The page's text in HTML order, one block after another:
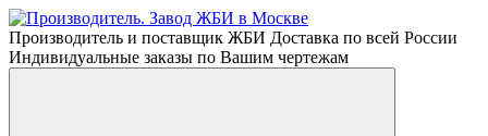
Производитель и поставщик ЖБИ Доставка по всей России
Индивидуальные заказы по Вашим чертежам